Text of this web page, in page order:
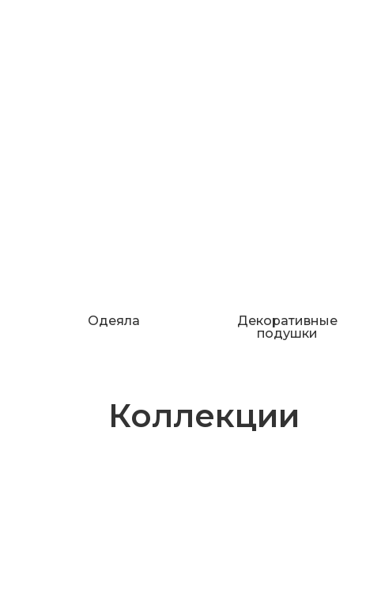
Одеяла
Декоративные
подушки
Коллекции